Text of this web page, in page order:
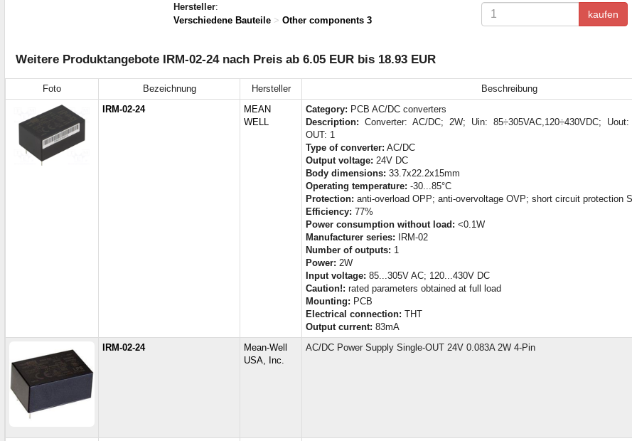
Hersteller:
Verschiedene Bauteile > Other components 3
kaufen
Weitere Produktangebote IRM-02-24 nach Preis ab 6.05 EUR bis 18.93 EUR
Foto Bezeichnung Hersteller Beschreibung
IRM-02-24
MEAN
WELL
Category: PCB AC/DC converters
Description: Converter: AC/DC; 2W; Uin: 85÷305VAC,120÷430VDC; Uout:
OUT: 1
Type of converter: AC/DC
Output voltage: 24V DC
Body dimensions: 33.7x22.2x15mm
Operating temperature: -30...85°C
Protection: anti-overload OPP; anti-overvoltage OVP; short circuit protection
Efficiency: 77%
Power consumption without load: <0.1W
Manufacturer series: IRM-02
Number of outputs: 1
Power: 2W
Input voltage: 85...305V AC; 120...430V DC
Caution!: rated parameters obtained at full load
Mounting: PCB
Electrical connection: THT
Output current: 83mA
IRM-02-24
Mean-Well
USA, Inc.
AC/DC Power Supply Single-OUT 24V 0.083A 2W 4-Pin